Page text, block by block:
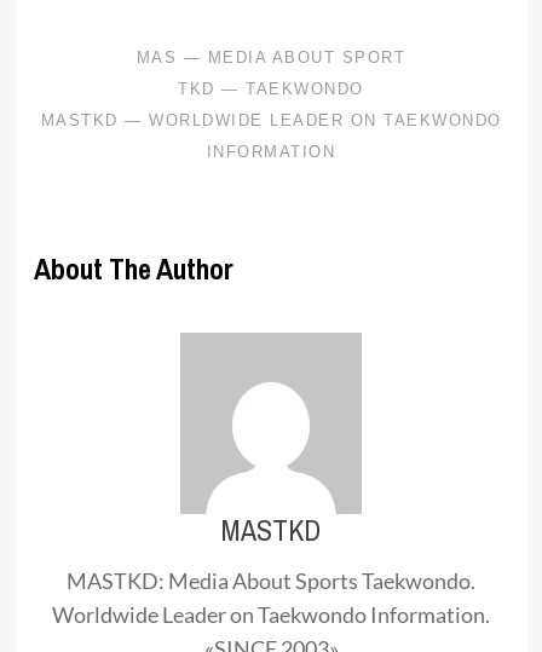
About The Author
MASTKD
MASTKD: Media About Sports Taekwondo.
Worldwide Leader on Taekwondo Information.